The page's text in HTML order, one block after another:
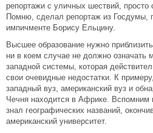
репортажи с уличных шествий,
Помню, сделал репортаж из Госдумы,
импичменте Борису Ельцину.
Высшее образование нужно
ни в коем случае не должно означать
западной системы, которая
свои очевидные недостатки. К
западный вуз, американский вуз и
Чечня находится в Африке. Вспомним
знал географических названий,
американский университет.